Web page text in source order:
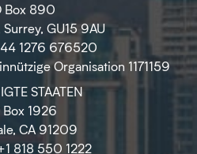
Box 890
GU15 9AU
1276 676520
Organisation 1171159
STAATEN
Box 1926
CA 91209
818 550 1222